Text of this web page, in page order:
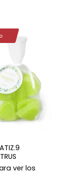
lista de
deseos
ver los